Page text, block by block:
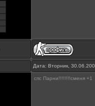
Дата: Вторник,
спс Парни!!!!!!!!сменя +1